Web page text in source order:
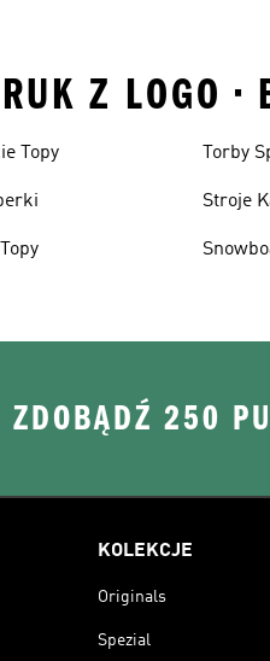
Z LOGO
Topy Torby
Stroje
250
KOLEKCJE
Originals
Spezial